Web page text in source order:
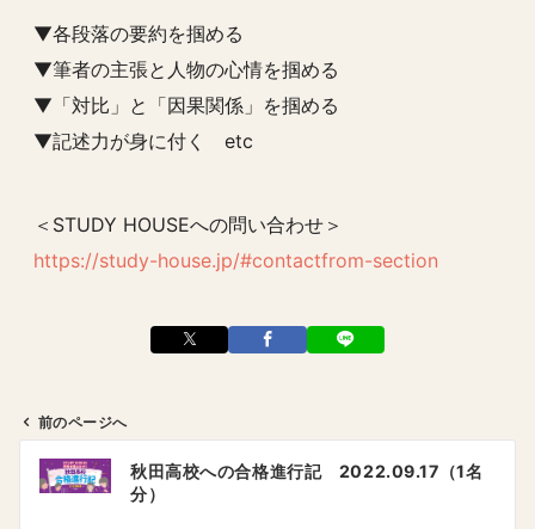
▼各段落の要約を掴める
▼筆者の主張と人物の心情を掴める
▼「対比」と「因果関係」を掴める
▼記述力が身に付く etc
＜STUDY HOUSEへの問い合わせ＞
https://study-house.jp/#contactfrom-section
前のページへ
秋田高校への合格進行記 2022.09.17（1名
分）